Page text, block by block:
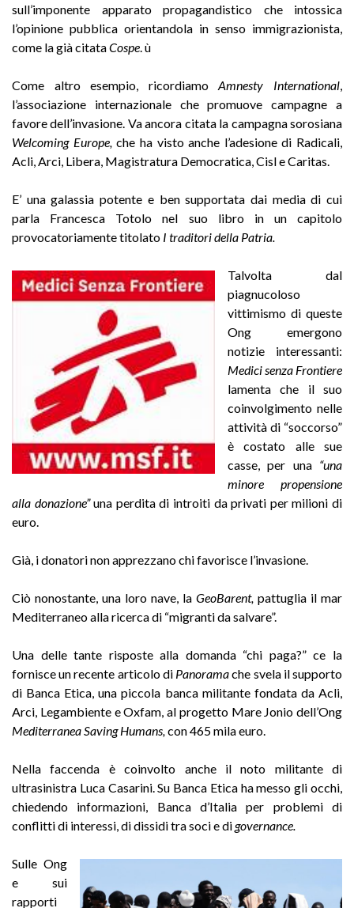
sull’imponente apparato propagandistico che intossica
l’opinione pubblica orientandola in senso immigrazionista,
come la già citataCospe . ù
Come altro esempio, ricordiamoAmnesty International
l’associazione internazionale che promuove campagne a
favore dell’invasione. Va ancora citata la campagna sorosiana
Welcoming Europe, che ha visto anche l’adesione di Radicali,
Acli, Arci, Libera, Magistratura Democratica, Cisl e Caritas.
E’ una galassia potente e ben supportata dai media di cui
parla Francesca Totolo nel suo libro in un capitolo
provocatoriamente titolato I traditori della Patria.
Talvolta dal
piagnucoloso
vittimismo di queste
Ong emergono
notizie interessanti:
Medici senza Frontiere
lamenta che il suo
coinvolgimento nelle
attività di “soccorso”
è costato alle sue
casse, per una “una
minore propensione
alla donazione”una perdita di introiti da privati per milioni di
euro.
Già, i donatori non apprezzano chi favorisce l’invasione.
Ciò nonostante, una loro nave, la GeoBarent, pattuglia il mar
Mediterraneo alla ricerca di “migranti da salvare”.
Una delle tante risposte alla domanda “chi paga?” ce la
fornisce un recente articolo di Panoramache svela il supporto
di Banca Etica, una piccola banca militante fondata da Acli,
Arci, Legambiente e Oxfam, al progetto Mare Jonio dell’Ong
Mediterranea Saving Humans, con 465 mila euro.
Nella faccenda è coinvolto anche il noto militante di
ultrasinistra Luca Casarini. Su Banca Etica ha messo gli occhi,
chiedendo informazioni, Banca d’Italia per problemi di
conflitti di interessi, di dissidi tra soci e digovernance.
Sulle Ong
e sui
rapporti